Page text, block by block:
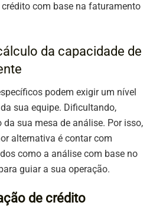
com base na faturamento
da capacidade de
podem exigir um nível
sua equipe. Dificultando,
sua mesa de análise. Por isso,
alternativa é contar com
como a análise com base no
guiar a sua operação.
de crédito